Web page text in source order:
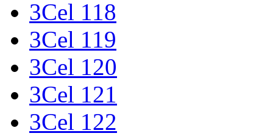
3Cel 118
3Cel 119
3Cel 120
3Cel 121
3Cel 122